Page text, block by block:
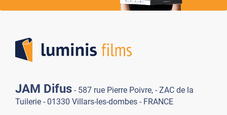
JAM Difus - 587 rue Pierre Poivre, - ZAC de la
Tuilerie - 01330 Villars-les-dombes - FRANCE